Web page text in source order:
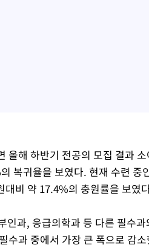
올해 하반기 전공의 모집 결과
복귀율을 보였다. 현재 수련
대비 약 17.4%의 충원률을 보였
인과, 응급의학과 등 다른 필수
수과 중에서 가장 큰 폭으로 감